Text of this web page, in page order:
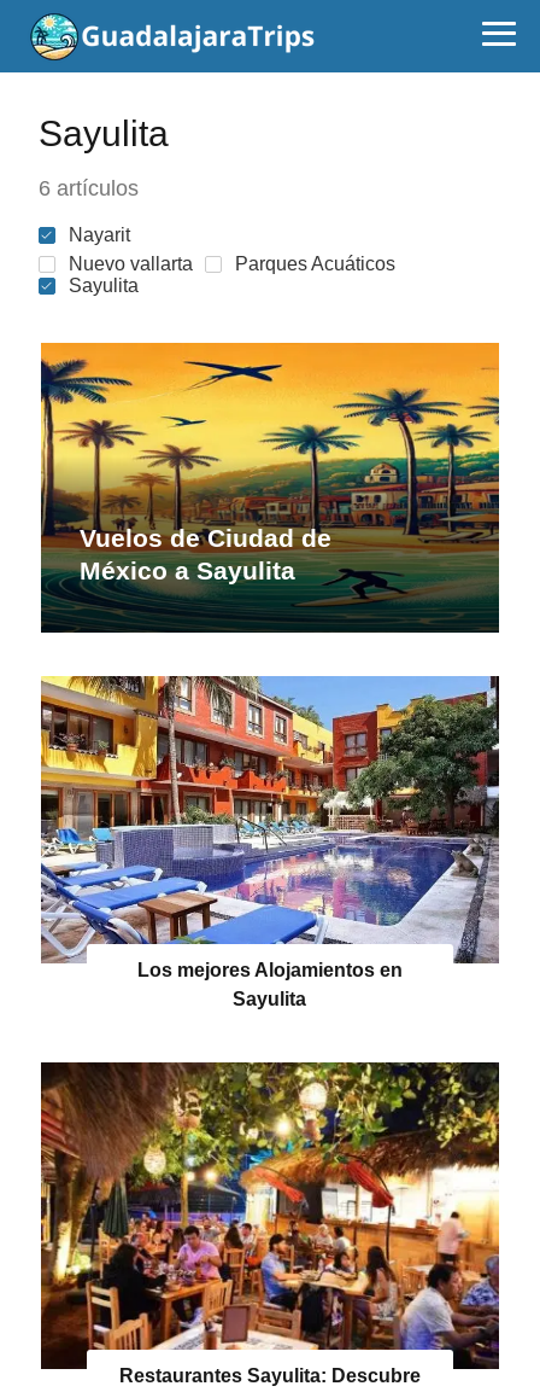
Sayulita
6 artículos
Nayarit
Nuevo vallarta
Parques Acuáticos
Sayulita
Vuelos de Ciudad de
México a Sayulita
Los mejores Alojamientos en
Sayulita
Restaurantes Sayulita: Descubre